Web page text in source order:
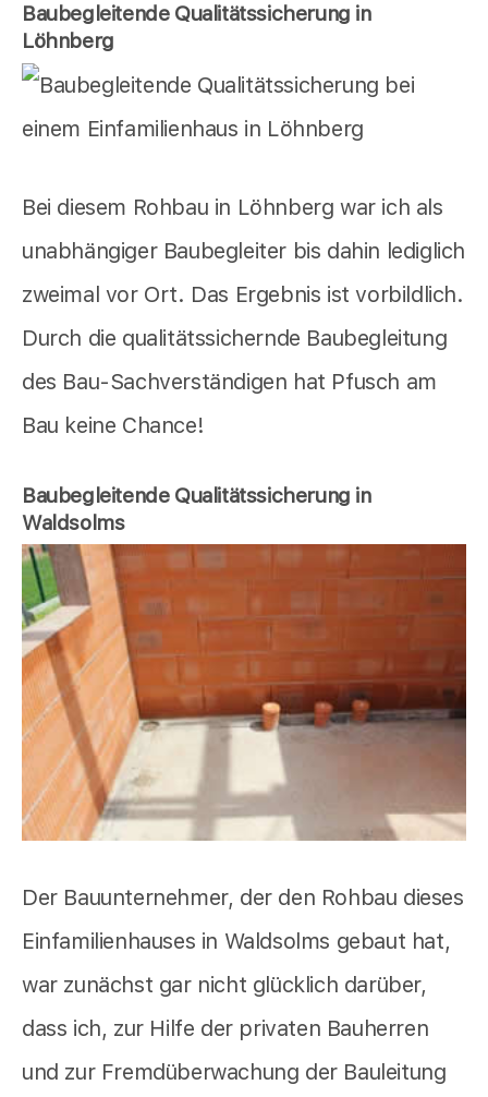
Baubegleitende Qualitätssicherung in
Löhnberg
Bei diesem Rohbau in Löhnberg war ich als
unabhängiger Baubegleiter bis dahin lediglich
zweimal vor Ort. Das Ergebnis ist vorbildlich.
Durch die qualitätssichernde Baubegleitung
des Bau-Sachverständigen hat Pfusch am
Bau keine Chance!
Baubegleitende Qualitätssicherung in
Waldsolms
Der Bauunternehmer, der den Rohbau dieses
Einfamilienhauses in Waldsolms gebaut hat,
war zunächst gar nicht glücklich darüber,
dass ich, zur Hilfe der privaten Bauherren
und zur Fremdüberwachung der Bauleitung